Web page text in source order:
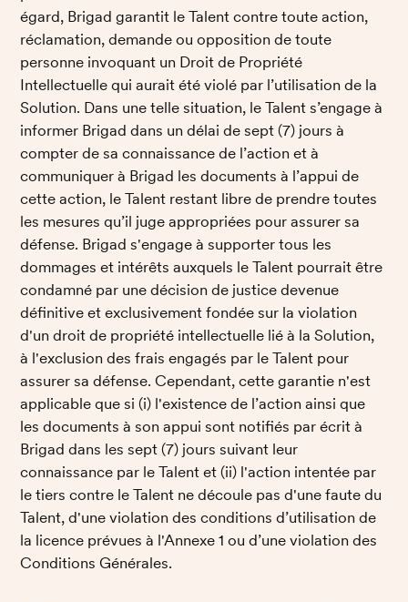
égard, Brigad garantit le Talent contre toute action,
réclamation, demande ou opposition de toute
personne invoquant un Droit de Propriété
Intellectuelle qui aurait été violé par l’utilisation de la
Solution. Dans une telle situation, le Talent s’engage à
informer Brigad dans un délai de sept (7) jours à
compter de sa connaissance de l’action et à
communiquer à Brigad les documents à l’appui de
cette action, le Talent restant libre de prendre toutes
les mesures qu’il juge appropriées pour assurer sa
défense. Brigad s'engage à supporter tous les
dommages et intérêts auxquels le Talent pourrait être
condamné par une décision de justice devenue
définitive et exclusivement fondée sur la violation
d'un droit de propriété intellectuelle lié à la Solution,
à l'exclusion des frais engagés par le Talent pour
assurer sa défense. Cependant, cette garantie n'est
applicable que si (i) l'existence de l’action ainsi que
les documents à son appui sont notifiés par écrit à
Brigad dans les sept (7) jours suivant leur
connaissance par le Talent et (ii) l'action intentée par
le tiers contre le Talent ne découle pas d'une faute du
Talent, d'une violation des conditions d’utilisation de
la licence prévues à l'Annexe 1 ou d’une violation des
Conditions Générales.